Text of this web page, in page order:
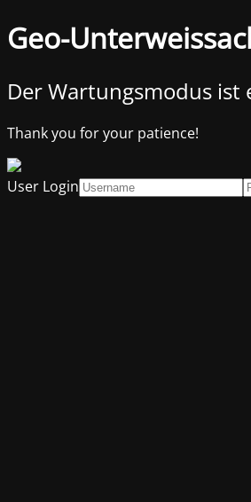
Geo-
Der Wartungsmodus ist
Thank you for your patience!
User Login